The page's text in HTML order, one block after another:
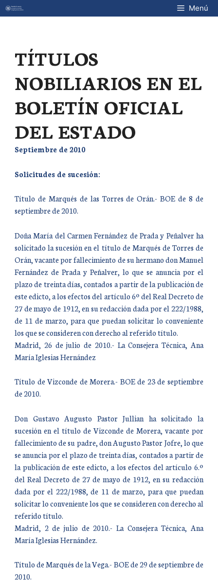
Saltar
al
Menú
TÍTULOS
NOBILIARIOS EN EL
BOLETÍN OFICIAL
DEL ESTADO
Septiembre de 2010
Solicitudes de sucesión:
Título de Marqués de las Torres de Orán.- BOE de 8 de
septiembre de 2010.
Doña María del Carmen Fernández de Prada y Peñalver ha
solicitado la sucesión en el título de Marqués de Torres de
Orán, vacante por fallecimiento de su hermano don Manuel
Fernández de Prada y Peñalver, lo que se anuncia por el
plazo de treinta días, contados a partir de la publicación de
este edicto, a los efectos del artículo 6º del Real Decreto de
27 de mayo de 1912, en su redacción dada por el 222/1988,
de 11 de marzo, para que puedan solicitar lo conveniente
los que se consideren con derecho al referido título.
Madrid, 26 de julio de 2010.- La Consejera Técnica, Ana
María Iglesias Hernández
Título de Vizconde de Morera.- BOE de 23 de septiembre
de 2010.
Don Gustavo Augusto Pastor Jullian ha solicitado la
sucesión en el título de Vizconde de Morera, vacante por
fallecimiento de su padre, don Augusto Pastor Jofre, lo que
se anuncia por el plazo de treinta días, contados a partir de
la publicación de este edicto, a los efectos del artículo 6.º
del Real Decreto de 27 de mayo de 1912, en su redacción
dada por el 222/1988, de 11 de marzo, para que puedan
solicitar lo conveniente los que se consideren con derecho al
referido título.
Madrid, 2 de julio de 2010.- La Consejera Técnica, Ana
María Iglesias Hernández.
Título de Marqués de la Vega.- BOE de 29 de septiembre de
2010.